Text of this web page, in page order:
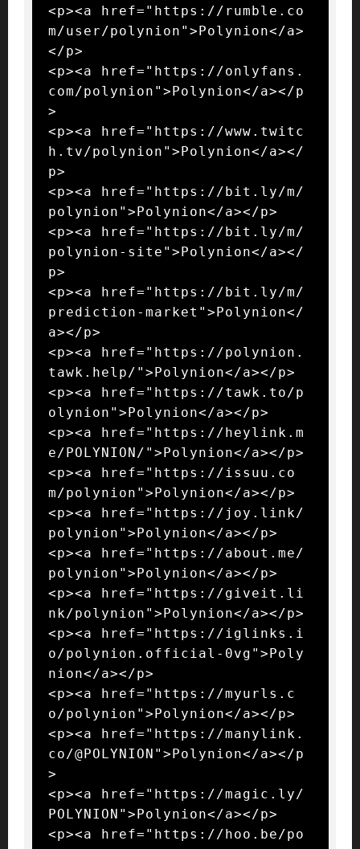
<p><a href="https://rumble.co
m/user/polynion">Polynion</a>
</p>
<p><a href="https://onlyfans.
com/polynion">Polynion</a></p
>
<p><a href="https://www.twitc
h.tv/polynion">Polynion</a></
p>
<p><a href="https://bit.ly/m/
polynion">Polynion</a></p>
<p><a href="https://bit.ly/m/
polynion-site">Polynion</a></
p>
<p><a href="https://bit.ly/m/
prediction-market">Polynion</
a></p>
<p><a href="https://polynion.
tawk.help/">Polynion</a></p>
<p><a href="https://tawk.to/p
olynion">Polynion</a></p>
<p><a href="https://heylink.m
e/POLYNION/">Polynion</a></p>
<p><a href="https://issuu.co
m/polynion">Polynion</a></p>
<p><a href="https://joy.link/
polynion">Polynion</a></p>
<p><a href="https://about.me/
polynion">Polynion</a></p>
<p><a href="https://giveit.li
nk/polynion">Polynion</a></p>
<p><a href="https://iglinks.i
o/polynion.official-0vg">Poly
nion</a></p>
<p><a href="https://myurls.c
o/polynion">Polynion</a></p>
<p><a href="https://manylink.
co/@POLYNION">Polynion</a></p
>
<p><a href="https://magic.ly/
POLYNION">Polynion</a></p>
<p><a href="https://hoo.be/po